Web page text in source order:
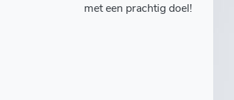
met een prachtig doel!